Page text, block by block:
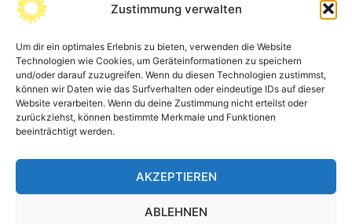
Zustimmung verwalten
Um dir ein optimales Erlebnis zu bieten, verwenden die Website
Technologien wie Cookies, um Geräteinformationen zu speichern
und/oder darauf zuzugreifen. Wenn du diesen Technologien zustimmst,
können wir Daten wie das Surfverhalten oder eindeutige IDs auf dieser
Website verarbeiten. Wenn du deine Zustimmung nicht erteilst oder
zurückziehst, können bestimmte Merkmale und Funktionen
beeinträchtigt werden.
AKZEPTIEREN
ABLEHNEN
nicht allein lassen
16. April 2025
Infrastrukturministerin Regina Kraushaar berichtete
heute auf der Kabinettspressekonferenz über die
Entwicklung des Masterplans Südwestsachsen. Wolfram
Günther, wirtschaftspolitischer Sprecher der Fraktion
Beitrag lesen »